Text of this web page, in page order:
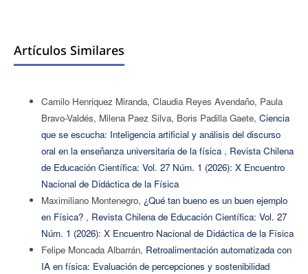
Artículos Similares
Camilo Henriquez Miranda, Claudia Reyes Avendaño, Paula
Bravo-Valdés, Milena Paez Silva, Boris Padilla Gaete, Ciencia
que se escucha: Inteligencia artificial y análisis del discurso
oral en la enseñanza universitaria de la física , Revista Chilena
de Educación Científica: Vol. 27 Núm. 1 (2026): X Encuentro
Nacional de Didáctica de la Física
Maximiliano Montenegro, ¿Qué tan bueno es un buen ejemplo
en Física? , Revista Chilena de Educación Científica: Vol. 27
Núm. 1 (2026): X Encuentro Nacional de Didáctica de la Física
Felipe Moncada Albarrán, Retroalimentación automatizada con
IA en física: Evaluación de percepciones y sostenibilidad